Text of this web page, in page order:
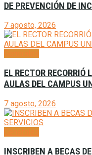
DE PREVENCIÓN DE
7 agosto, 2026
EL RECTOR RECORRIÓ
AULAS DEL CAMPUS
7 agosto, 2026
INSCRIBEN A BECAS